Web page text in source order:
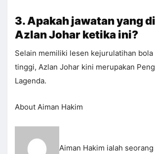
3. Apakah jawatan yang
Azlan Johar ketika ini?
Selain memiliki lesen kejurulatihan bola
tinggi, Azlan Johar kini merupakan
Lagenda.
About Aiman Hakim
Aiman Hakim ialah